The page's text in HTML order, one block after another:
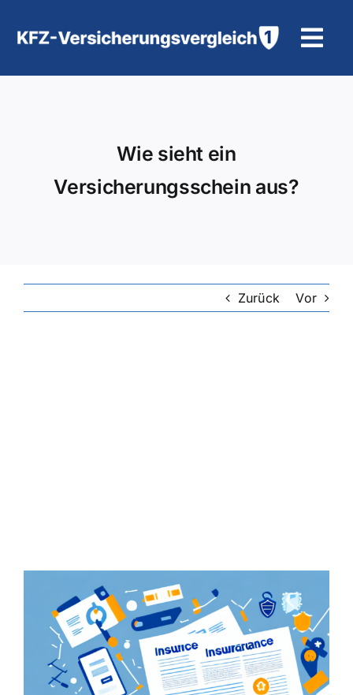
Inhalt
Hilfe und Kontakt
Wie sieht ein
Versicherungsschein aus?
Zurück Vor
grösseres